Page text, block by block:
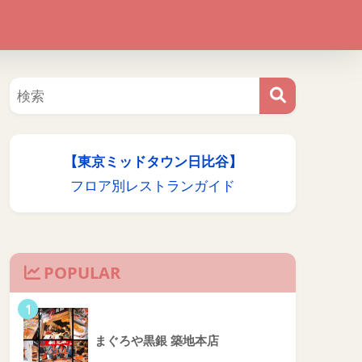
【東京ミッドタウン日比谷】
フロア別レストランガイド
POPULAR
1
まぐろや黒銀 築地本店